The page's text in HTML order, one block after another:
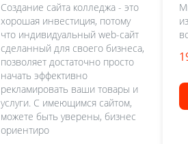
Создание сайта колледжа - это
хорошая инвестиция, потому
что индивидуальный web-сайт
сделанный для своего бизнеса,
позволяет достаточно просто
начать эффективно
рекламировать ваши товары и
услуги. С имеющимся сайтом,
можете быть уверены, бизнес
ориентиро